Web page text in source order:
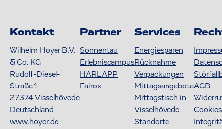
Kontakt
Wilhelm Hoyer B.V.
& Co. KG
Rudolf-Diesel-
Straße 1
27374Visselhövede
Deutschland
www.hoyer.de
Partner
Sonnentau
Erlebniscampus
HARLAPP
Fairox
Services
Energiesparen
Rücknahme
Verpackungen
Mittagsangebote
Mittagstisch in
Visselhövede
Standorte
AGB
Cookies